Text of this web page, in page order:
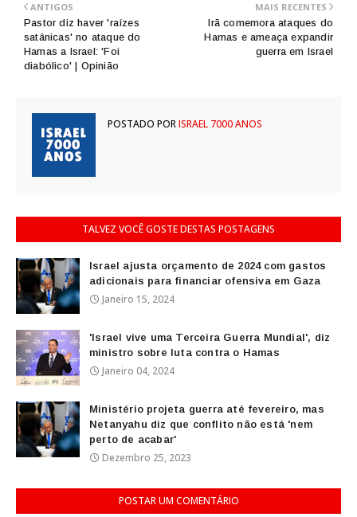
MAIS RECENTES
Irã comemora ataques do
Hamas e ameaça expandir
guerra em Israel
ANTIGOS
Pastor diz haver 'raízes
satânicas' no ataque do
Hamas a Israel: 'Foi
diabólico' | Opinião
POSTADO PORISRAEL 7000 ANOS
TALVEZ VOCÊ GOSTE DESTAS POSTAGENS
Israel ajusta orçamento de 2024 com gastos
adicionais para financiar ofensiva em Gaza
Janeiro 15, 2024
'Israel vive uma Terceira Guerra Mundial', diz
ministro sobre luta contra o Hamas
Janeiro 04, 2024
Ministério projeta guerra até fevereiro, mas
Netanyahu diz que conflito não está 'nem
perto de acabar'
Dezembro 25, 2023
POSTAR UM COMENTÁRIO